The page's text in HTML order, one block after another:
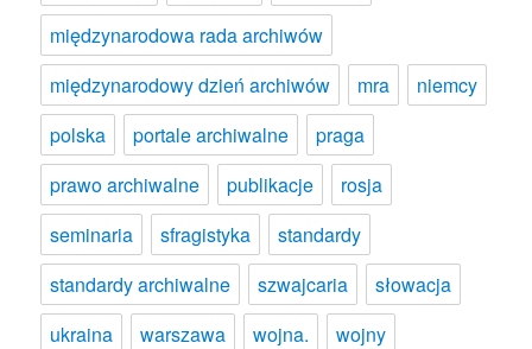
międzynarodowa rada archiwów
międzynarodowy dzień archiwów
mra
niemcy
polska
portale archiwalne
praga
prawo archiwalne
publikacje
rosja
seminaria
sfragistyka
standardy
standardy archiwalne
szwajcaria
słowacja
ukraina
warszawa wojna.
wojny